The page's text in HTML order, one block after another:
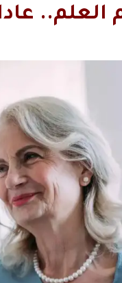
العلم..